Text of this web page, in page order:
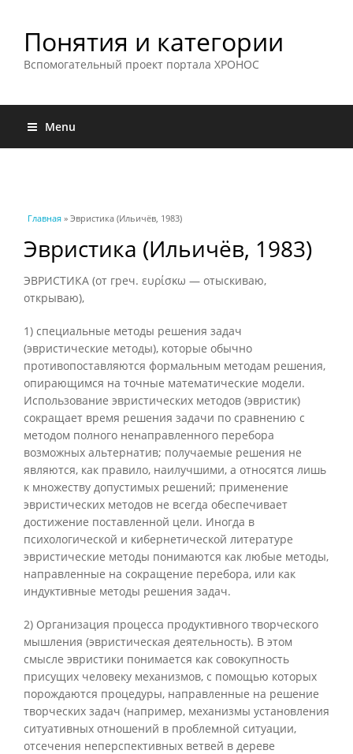
Понятия и категории
Вспомогательный проект портала ХРОНОС
Menu
Вы здесь
Главная » Эвристика (Ильичёв, 1983)
Эвристика (Ильичёв, 1983)
ЭВРИСТИКА (от греч. ευρίσκω — отыскиваю,
открываю),
1) специальные методы решения задач
(эвристические методы), которые обычно
противопоставляются формальным методам решения,
опирающимся на точные математические модели.
Использование эвристических методов (эвристик)
сокращает время решения задачи по сравнению с
методом полного ненаправленного перебора
возможных альтернатив; получаемые решения не
являются, как правило, наилучшими, а относятся лишь
к множеству допустимых решений; применение
эвристических методов не всегда обеспечивает
достижение поставленной цели. Иногда в
психологической и кибернетической литературе
эвристические методы понимаются как любые методы,
направленные на сокращение перебора, или как
индуктивные методы решения задач.
2) Организация процесса продуктивного творческого
мышления (эвристическая деятельность). В этом
смысле эвристики понимается как совокупность
присущих человеку механизмов, с помощью которых
порождаются процедуры, направленные на решение
творческих задач (например, механизмы установления
ситуативных отношений в проблемной ситуации,
отсечения неперспективных ветвей в дереве